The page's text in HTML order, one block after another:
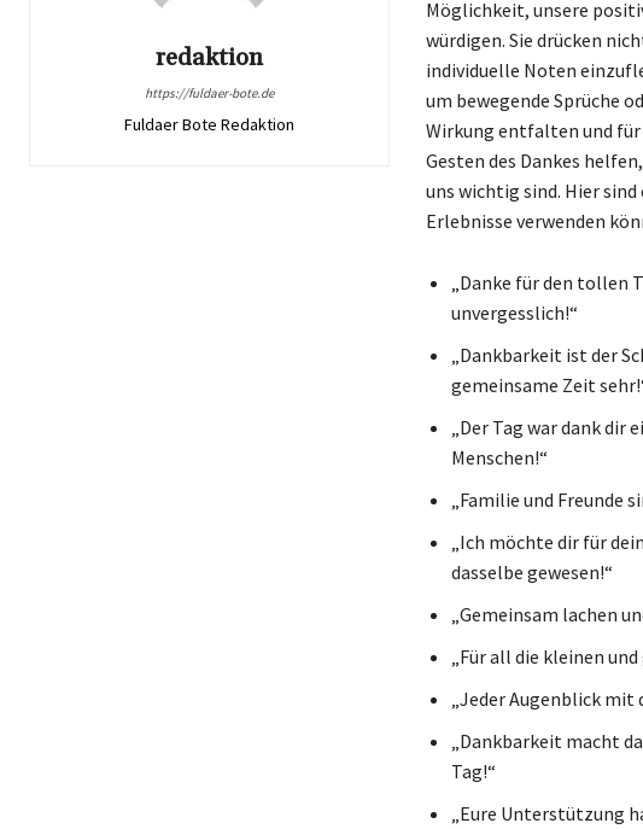
redaktion
https://fuldaer-bote.de
Fuldaer Bote Redaktion
Möglichkeit, unsere
würdigen. Sie drücken
individuelle Noten
um bewegende Sprüche
Wirkung entfalten und für
Gesten des Dankes
uns wichtig sind. Hier
Erlebnisse verwenden
„Danke für den tollen
unvergesslich!“
„Dankbarkeit ist der
gemeinsame Zeit
„Der Tag war dank
Menschen!“
„Familie und Freunde
„Ich möchte dir für
dasselbe gewesen!“
„Gemeinsam lachen
„Für all die kleinen
„Jeder Augenblick mit
„Dankbarkeit macht
Tag!“
„Eure Unterstützung